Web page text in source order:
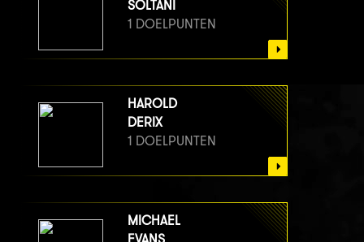
SOLTANI
1 DOELPUNTEN
HAROLD
DERIX
1 DOELPUNTEN
MICHAEL